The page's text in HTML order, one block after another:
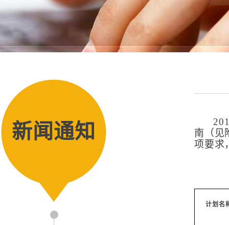
新闻通知
南（见
项要求
计划名